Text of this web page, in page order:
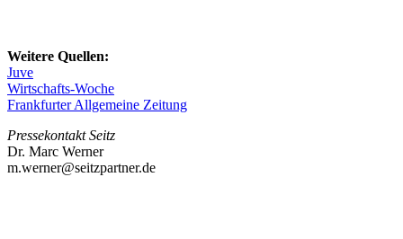
Weitere Quellen:
Juve
Wirtschafts-Woche
Frankfurter Allgemeine Zeitung
Pressekontakt Seitz
Dr. Marc Werner
m.werner@seitzpartner.de